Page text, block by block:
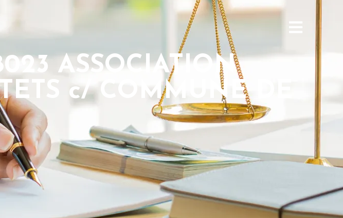
ASSOCIATION
c/ COMMUNE DE